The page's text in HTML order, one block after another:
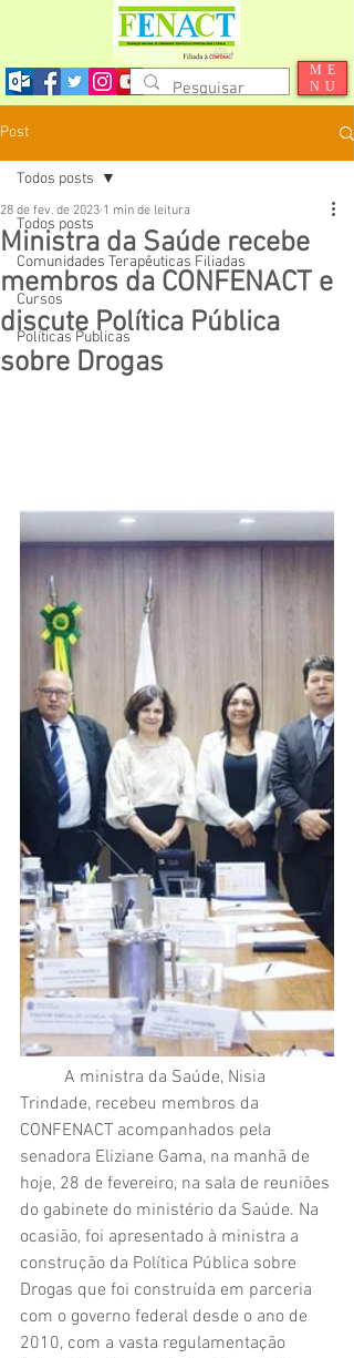
ME
NU
Post
Todos posts
Comunidades Terapêuticas Filiadas
Cursos
Políticas Publicas
Todos posts
Ministra da Saúde recebe
membros da CONFENACT e
discute Política Pública
sobre Drogas
28 de fev. de 2023 1 min de leitura
Trindade, recebeu membros da
CONFENACT acompanhados pela
senadora Eliziane Gama, na manhã de
hoje, 28 de fevereiro, na sala de reuniões
do gabinete do ministério da Saúde. Na
ocasião, foi apresentado à ministra a
construção da Política Pública sobre
Drogas que foi construída em parceria
com o governo federal desde o ano de
2010, com a vasta regulamentação